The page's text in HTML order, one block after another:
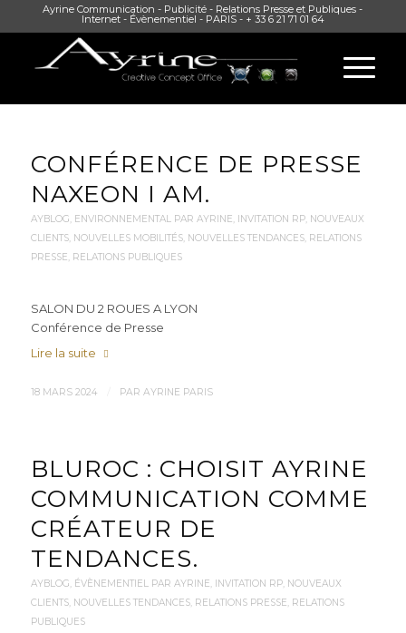
Ayrine Communication - Publicité - Relations Presse et Publiques -
Internet - Évènementiel - PARIS - + 33 6 21 71 01 64
CONFÉRENCE DE PRESSE
NAXEON I AM.
AYBLOG, ENVIRONNEMENTAL PAR AYRINE, INVITATION RP, NOUVEAUX
CLIENTS, NOUVELLES MOBILITÉS, NOUVELLES TENDANCES, RELATIONS
PRESSE, RELATIONS PUBLIQUES
SALON DU 2 ROUES A LYON
Conférence de Presse
Lire la suite
18 MARS 2024 PAR AYRINE PARIS
BLUROC : CHOISIT AYRINE
COMMUNICATION COMME
CRÉATEUR DE
TENDANCES.
AYBLOG, ÉVÈNEMENTIEL PAR AYRINE, INVITATION RP, NOUVEAUX
CLIENTS, NOUVELLES TENDANCES, RELATIONS PRESSE, RELATIONS
PUBLIQUES